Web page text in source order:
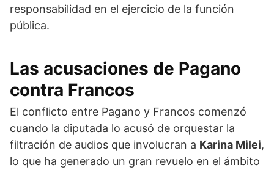
responsabilidad en el ejercicio de la función
pública.
Las acusaciones de Pagano
contra Francos
El conflicto entre Pagano y Francos comenzó
cuando la diputada lo acusó de orquestar la
filtración de audios que involucran a Karina Milei,
lo que ha generado un gran revuelo en el ámbito